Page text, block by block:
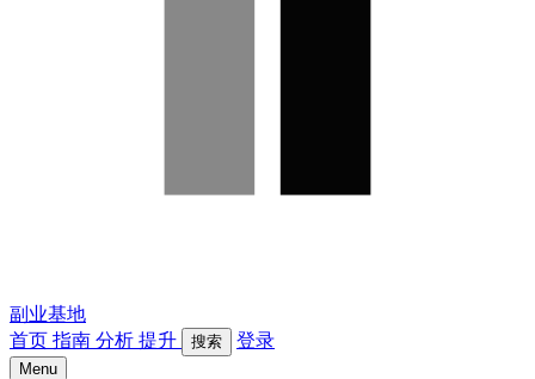
副业基地
首页 指南 分析 提升 搜索 登录
Menu